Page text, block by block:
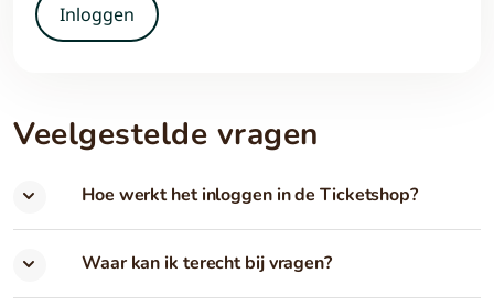
Inloggen
Veelgestelde vragen
Hoe werkt het inloggen in de Ticketshop?
Waar kan ik terecht bij vragen?